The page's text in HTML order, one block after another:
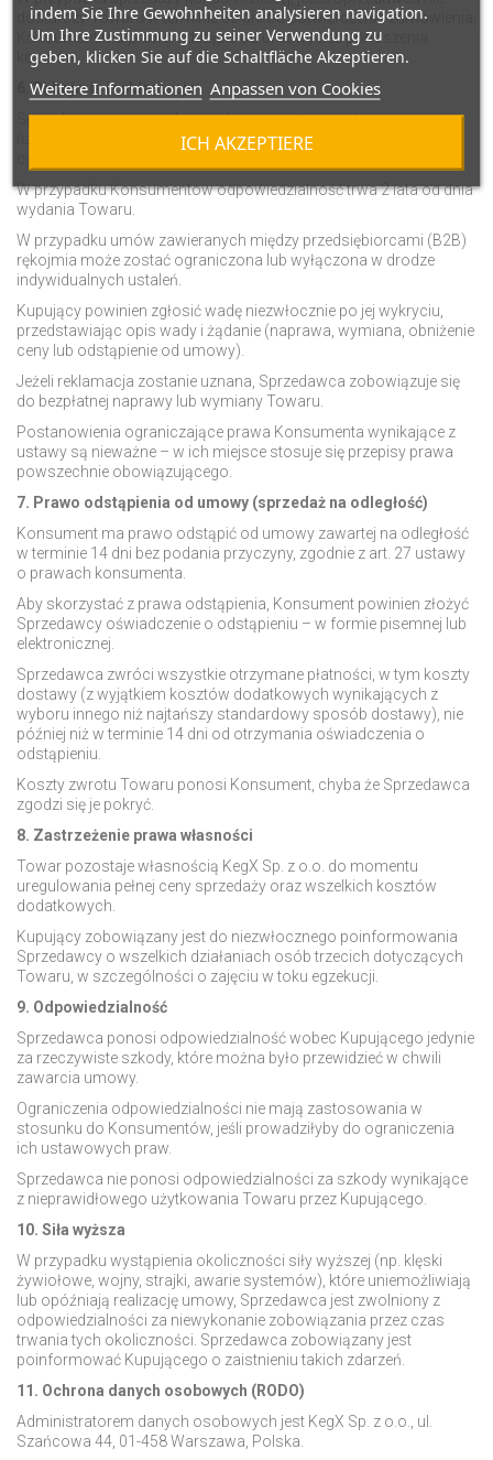
dostarczy Towaru w terminie 30 dni od potwierdzenia zamówienia,
Konsument ma prawo odstąpić od umowy bez ponoszenia
kosztów.
6. Rękojmia i reklamacje
Sprzedawca ponosi odpowiedzialność z tytułu rękojmi za wady
fizyczne i prawne Towaru zgodnie z art. 556 i nast. Kodeksu
W przypadku Konsumentów odpowiedzialność trwa 2 lata od dnia
wydania Towaru.
W przypadku umów zawieranych między przedsiębiorcami (B2B)
rękojmia może zostać ograniczona lub wyłączona w drodze
indywidualnych ustaleń.
Kupujący powinien zgłosić wadę niezwłocznie po jej wykryciu,
przedstawiając opis wady i żądanie (naprawa, wymiana, obniżenie
ceny lub odstąpienie od umowy).
Jeżeli reklamacja zostanie uznana, Sprzedawca zobowiązuje się
do bezpłatnej naprawy lub wymiany Towaru.
Postanowienia ograniczające prawa Konsumenta wynikające z
ustawy są nieważne – w ich miejsce stosuje się przepisy prawa
powszechnie obowiązującego.
7. Prawo odstąpienia od umowy (sprzedaż na odległość)
Konsument ma prawo odstąpić od umowy zawartej na odległość
w terminie 14 dni bez podania przyczyny, zgodnie z art. 27 ustawy
o prawach konsumenta.
Aby skorzystać z prawa odstąpienia, Konsument powinien złożyć
Sprzedawcy oświadczenie o odstąpieniu – w formie pisemnej lub
elektronicznej.
Sprzedawca zwróci wszystkie otrzymane płatności, w tym koszty
dostawy (z wyjątkiem kosztów dodatkowych wynikających z
wyboru innego niż najtańszy standardowy sposób dostawy), nie
później niż w terminie 14 dni od otrzymania oświadczenia o
odstąpieniu.
Koszty zwrotu Towaru ponosi Konsument, chyba że Sprzedawca
zgodzi się je pokryć.
8. Zastrzeżenie prawa własności
Towar pozostaje własnością KegX Sp. z o.o. do momentu
uregulowania pełnej ceny sprzedaży oraz wszelkich kosztów
dodatkowych.
Kupujący zobowiązany jest do niezwłocznego poinformowania
Sprzedawcy o wszelkich działaniach osób trzecich dotyczących
Towaru, w szczególności o zajęciu w toku egzekucji.
9. Odpowiedzialność
Sprzedawca ponosi odpowiedzialność wobec Kupującego jedynie
za rzeczywiste szkody, które można było przewidzieć w chwili
zawarcia umowy.
Ograniczenia odpowiedzialności nie mają zastosowania w
stosunku do Konsumentów, jeśli prowadziłyby do ograniczenia
ich ustawowych praw.
Sprzedawca nie ponosi odpowiedzialności za szkody wynikające
z nieprawidłowego użytkowania Towaru przez Kupującego.
10. Siła wyższa
W przypadku wystąpienia okoliczności siły wyższej (np. klęski
żywiołowe, wojny, strajki, awarie systemów), które uniemożliwiają
lub opóźniają realizację umowy, Sprzedawca jest zwolniony z
odpowiedzialności za niewykonanie zobowiązania przez czas
trwania tych okoliczności. Sprzedawca zobowiązany jest
poinformować Kupującego o zaistnieniu takich zdarzeń.
11. Ochrona danych osobowych (RODO)
Administratorem danych osobowych jest KegX Sp. z o.o., ul.
Szańcowa 44, 01-458 Warszawa, Polska.
indem Sie Ihre Gewohnheiten analysieren navigation.
Um Ihre Zustimmung zu seiner Verwendung zu
geben, klicken Sie auf die Schaltfläche Akzeptieren.
Weitere Informationen Anpassen von Cookies
ICH AKZEPTIERE